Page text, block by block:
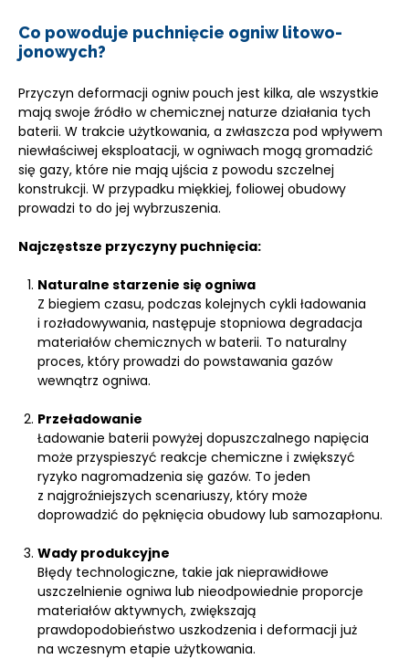
Co powoduje puchnięcie ogniw litowo-
jonowych?
Przyczyn deformacji ogniw pouch jest kilka, ale wszystkie
mają swoje źródło w chemicznej naturze działania tych
baterii. W trakcie użytkowania, a zwłaszcza pod wpływem
niewłaściwej eksploatacji, w ogniwach mogą gromadzić
się gazy, które nie mają ujścia z powodu szczelnej
konstrukcji. W przypadku miękkiej, foliowej obudowy
prowadzi to do jej wybrzuszenia.
Najczęstsze przyczyny puchnięcia:
Naturalne starzenie się ogniwa
Z biegiem czasu, podczas kolejnych cykli ładowania
i rozładowywania, następuje stopniowa degradacja
materiałów chemicznych w baterii. To naturalny
proces, który prowadzi do powstawania gazów
wewnątrz ogniwa.
Przeładowanie
Ładowanie baterii powyżej dopuszczalnego napięcia
może przyspieszyć reakcje chemiczne i zwiększyć
ryzyko nagromadzenia się gazów. To jeden
z najgroźniejszych scenariuszy, który może
doprowadzić do pęknięcia obudowy lub samozapłonu.
Wady produkcyjne
Błędy technologiczne, takie jak nieprawidłowe
uszczelnienie ogniwa lub nieodpowiednie proporcje
materiałów aktywnych, zwiększają
prawdopodobieństwo uszkodzenia i deformacji już
na wczesnym etapie użytkowania.